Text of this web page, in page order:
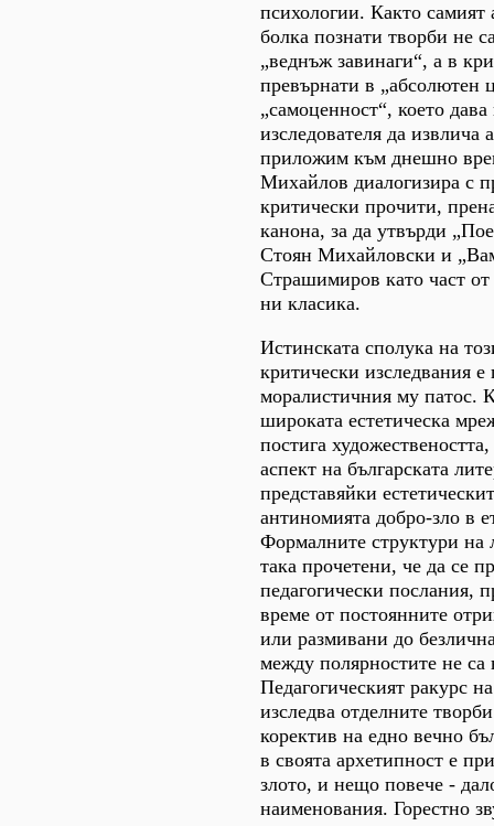
психологии. Както самият
болка познати творби не
„веднъж завинаги“, а в
превърнати в „абсолютен
„самоценност“, което
изследователя да извлича
приложим към днешно
Михайлов диалогизира с
критически прочити,
канона, за да утвърди
Стоян Михайловски и
Страшимиров като част от
ни класика.
Истинската сполука на
критически изследвания
моралистичния му патос.
широката естетическа
постига
аспект на българската
представяйки
антиномията добро-зло в
Формалните структури на
така прочетени, че да се
педагогически послания,
време от постоянните
или размивани до
между полярностите не
Педагогическият ракурс
изследва отделните
коректив на едно вечно
в своята архетипност е
злото, и нещо повече -
наименования. Горестно